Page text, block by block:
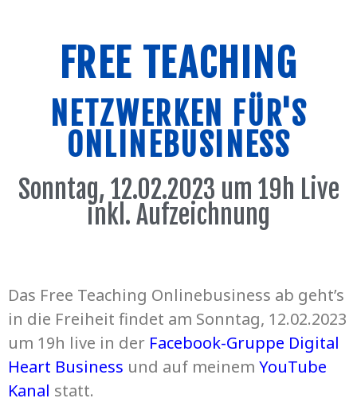
FREE TEACHING
NETZWERKEN FÜR'S
ONLINEBUSINESS
Sonntag, 12.02.2023 um 19h Live
inkl. Aufzeichnung
Das Free Teaching Onlinebusiness ab geht’s
in die Freiheit findet am Sonntag, 12.02.2023
um 19h live in der Facebook-Gruppe Digital
Heart Business und auf meinem YouTube
Kanal statt.